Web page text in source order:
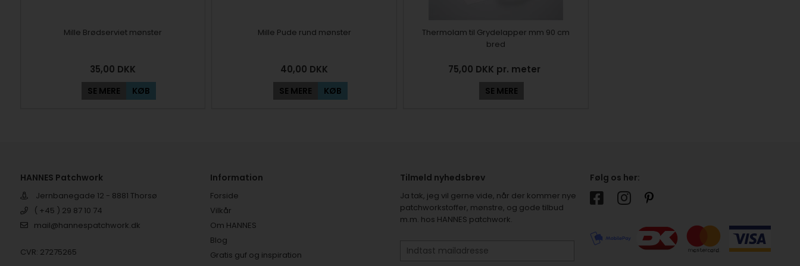
Mille Brødserviet mønster
35,00 DKK
SE MERE KØB
Mille Pude rund mønster
40,00 DKK
SE MERE KØB
Thermolam til Grydelapper mm 90 cm
bred
75,00 DKK pr. meter
SE MERE
HANNES Patchwork
Jernbanegade 12 - 8881 Thorsø
( +45 ) 29 87 10 74
mail@hannespatchwork.dk
CVR: 27275265
Information
Forside
Vilkår
Om HANNES
Blog
Gratis guf og inspiration
Tilmeld nyhedsbrev
Ja tak, jeg vil gerne vide, når der kommer nye
patchworkstoffer, mønstre, og gode tilbud
m.m. hos HANNES patchwork.
Følg os her: